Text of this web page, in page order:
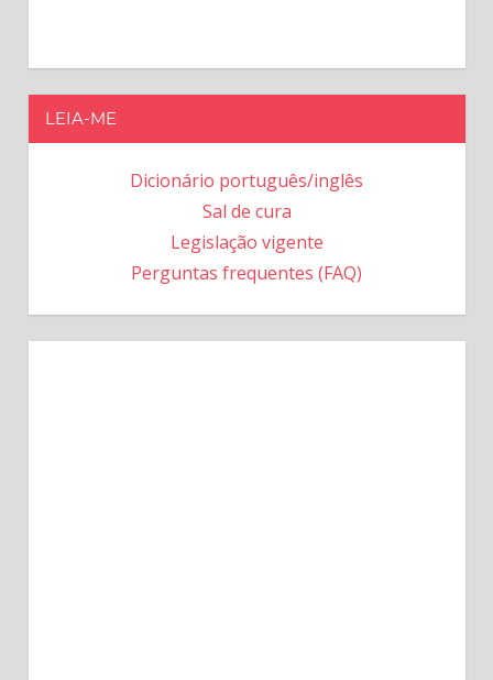
LEIA-ME
Dicionário português/inglês
Sal de cura
Legislação vigente
Perguntas frequentes (FAQ)